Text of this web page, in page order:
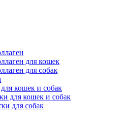
для кошек
для собак
кошек и собак
для кошек и собак
для собак